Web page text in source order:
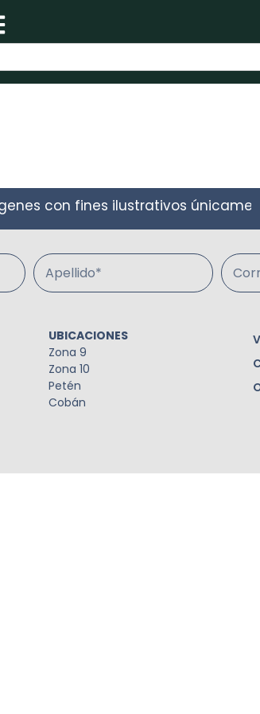
con fines ilustrativos
Apellido*
UBICACIONES
Zona 9
Zona 10
Petén
Cobán